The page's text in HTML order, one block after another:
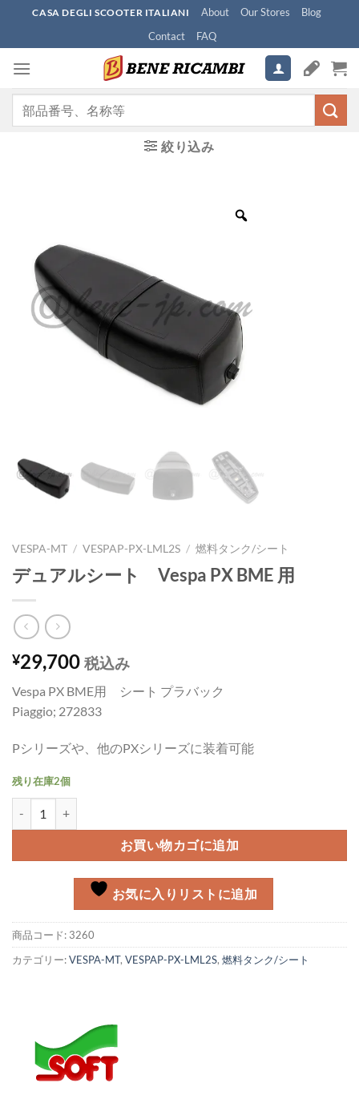
content
CASA DEGLI SCOOTER ITALIANI About Our Stores
Blog
Contact
FAQ
絞り込み
VESPA-MT / VESPAP-PX-LML2S / 燃料タンク/シート
デュアルシート Vespa PX BME 用
¥29,700 税込み
Vespa PX BME用 シート プラバック
Piaggio; 272833
Pシリーズや、他のPXシリーズに装着可能
残り在庫2個
お買い物カゴに追加
お気に入りリストに追加
商品コード: 3260
カテゴリー:VESPA-MT, VESPAP-PX-LML2S, 燃料タンク/シート